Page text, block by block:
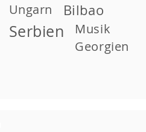
Ungarn Bilbao
Serbien
Musik
Georgien